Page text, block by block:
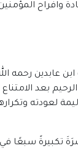
وافراح
عابدين رحمه
بعد
لعودته
سبعًا في